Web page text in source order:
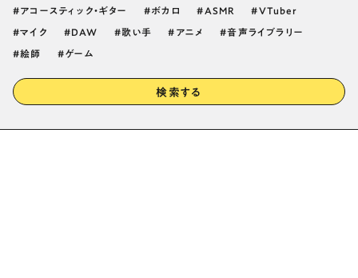
アコースティック・ギター ボカロ ASMR VTuber
マイク DAW 歌い手 アニメ 音声ライブラリー
絵師 ゲーム
検索する